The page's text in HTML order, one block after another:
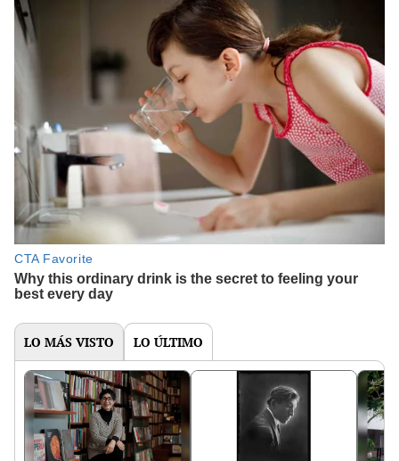
LO MÁS VISTO LO ÚLTIMO